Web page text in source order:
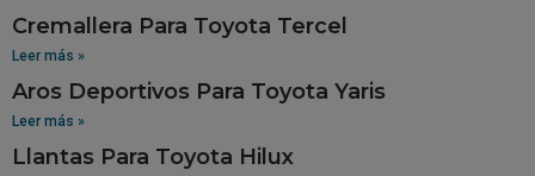
Cremallera Para Toyota Tercel
Leer más »
Aros Deportivos Para Toyota Yaris
Leer más »
Llantas Para Toyota Hilux